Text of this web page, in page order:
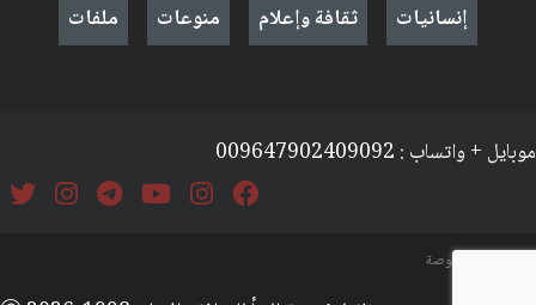
إنسانيات
ثقافة وإعلام منوعات ملفات
موبايل + واتساب : 009647902409092
السياسة والخصوصة